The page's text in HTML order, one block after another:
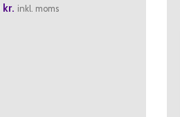
kr. inkl. moms